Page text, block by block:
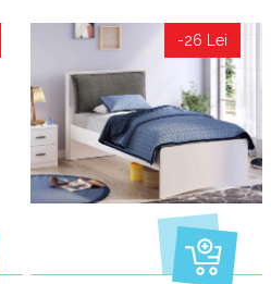
-26 Lei